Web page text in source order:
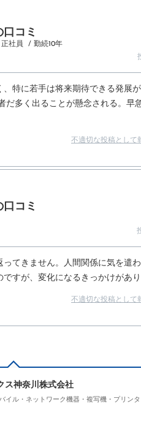
コミ
社員
/ 勤続10年
特に若手は将来期待できる発展
だ多く出ることが懸念される。早
不適切な投稿として
コミ
てきません。人間関係に気を遣
すが、変化になるきっかけがあり
不適切な投稿として
ス神奈川株式会社
イル・ネットワーク機器・複写機・プリンタ